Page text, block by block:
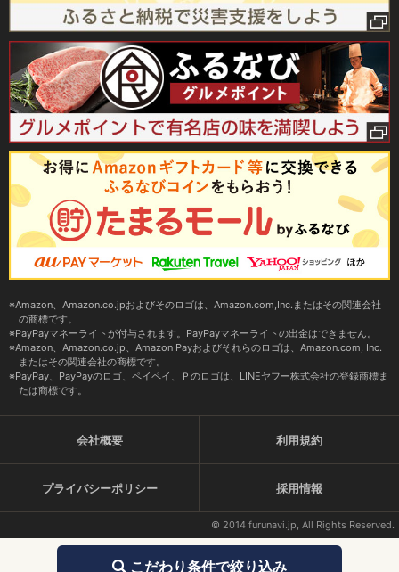
こだわり条件で絞り込み
Amazon、Amazon.co.jpおよびそのロゴは、Amazon.com,Inc.またはその関連会社
の商標です。
PayPayマネーライトが付与されます。PayPayマネーライトの出金はできません。
Amazon、Amazon.co.jp、Amazon Payおよびそれらのロゴは、Amazon.com, Inc.
またはその関連会社の商標です。
PayPay、PayPayのロゴ、ペイペイ、Ｐのロゴは、LINEヤフー株式会社の登録商標ま
たは商標です。
会社概要 利用規約
プライバシーポリシー 採用情報
© 2014 furunavi.jp, All Rights Reserved.